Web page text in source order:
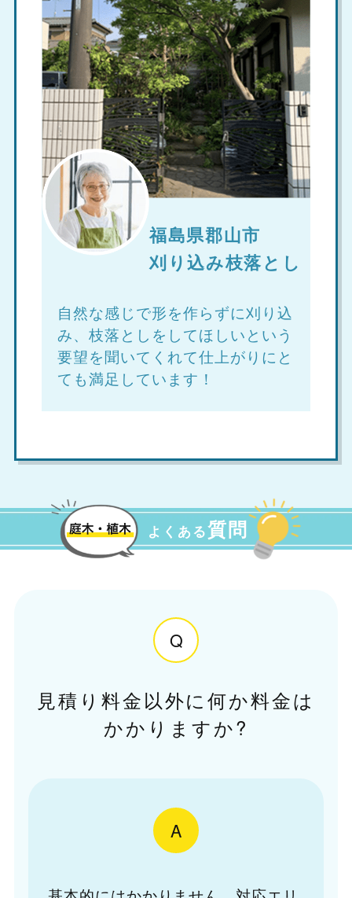
福島県郡山市
刈り込み枝落とし
自然な感じで形を作らずに刈り込
み、枝落としをしてほしいという
要望を聞いてくれて仕上がりにと
ても満足しています！
よくある質問
Q
見積り料金以外に何か料金は
かかりますか?
A